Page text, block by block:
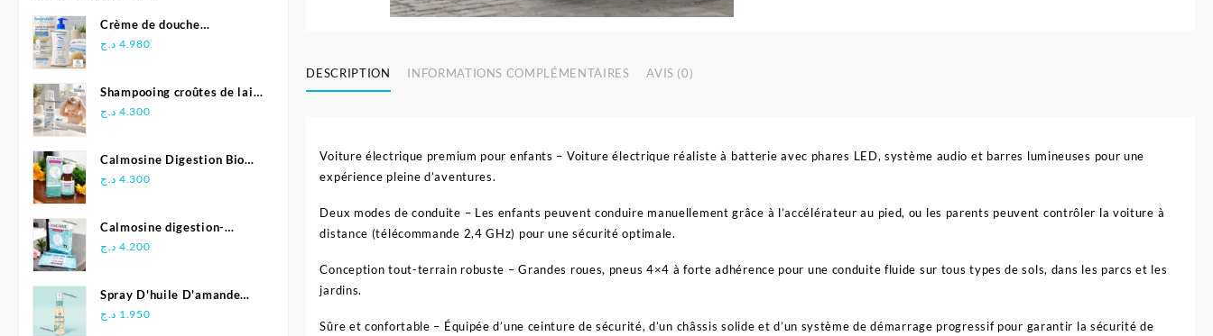
Crème de douche
Relipidante - Neutraderm
4.980 د.ج
Shampooing croûtes de lait
- Biolane
4.300 د.ج
Calmosine Digestion Bio
Bébé 100 ml
4.300 د.ج
Calmosine digestion-
Biolane
4.200 د.ج
Spray D'huile D'amande
Douce - Biolane
1.950 د.ج
DESCRIPTION INFORMATIONS COMPLÉMENTAIRES AVIS (0)
Voiture électrique premium pour enfants – Voiture électrique réaliste à batterie avec phares LED, système audio et barres lumineuses pour une
expérience pleine d’aventures.
Deux modes de conduite – Les enfants peuvent conduire manuellement grâce à l’accélérateur au pied, ou les parents peuvent contrôler la voiture à
distance (télécommande 2,4 GHz) pour une sécurité optimale.
Conception tout-terrain robuste – Grandes roues, pneus 4×4 à forte adhérence pour une conduite fluide sur tous types de sols, dans les parcs et les
jardins.
Sûre et confortable – Équipée d’une ceinture de sécurité, d’un châssis solide et d’un système de démarrage progressif pour garantir la sécurité de